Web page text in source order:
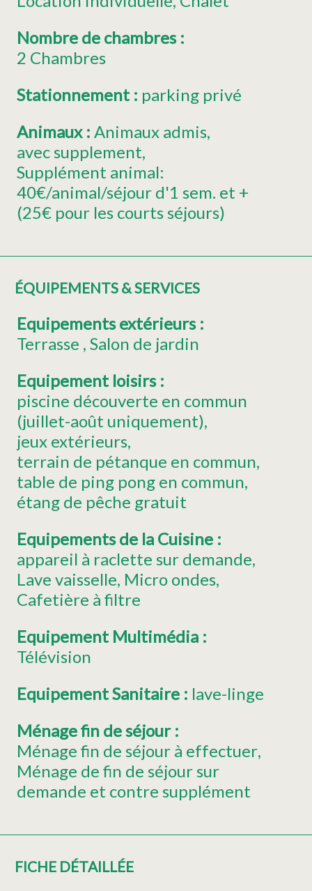
Nombre de chambres :
2 Chambres
Stationnement : parking privé
Animaux : Animaux admis
avec supplement
Supplément animal:
40€/animal/séjour d'1 sem. et +
(25€ pour les courts séjours)
ÉQUIPEMENTS & SERVICES
Equipements extérieurs :
Terrasse Salon de jardin
Equipement loisirs :
piscine découverte en commun
(juillet-août uniquement)
jeux extérieurs
terrain de pétanque en commun
table de ping pong en commun
étang de pêche gratuit
Equipements de la Cuisine :
appareil à raclette sur demande
Lave vaisselle Micro ondes
Cafetière à filtre
Equipement Multimédia :
Télévision
Equipement Sanitaire : lave-linge
Ménage fin de séjour :
Ménage fin de séjour à effectuer
Ménage de fin de séjour sur
demande et contre supplément
FICHE DÉTAILLÉE